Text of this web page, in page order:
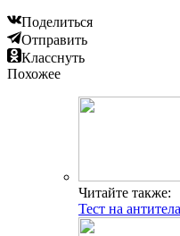
Поделиться
Отправить
Класснуть
Похожее
Читайте также:
Тест на